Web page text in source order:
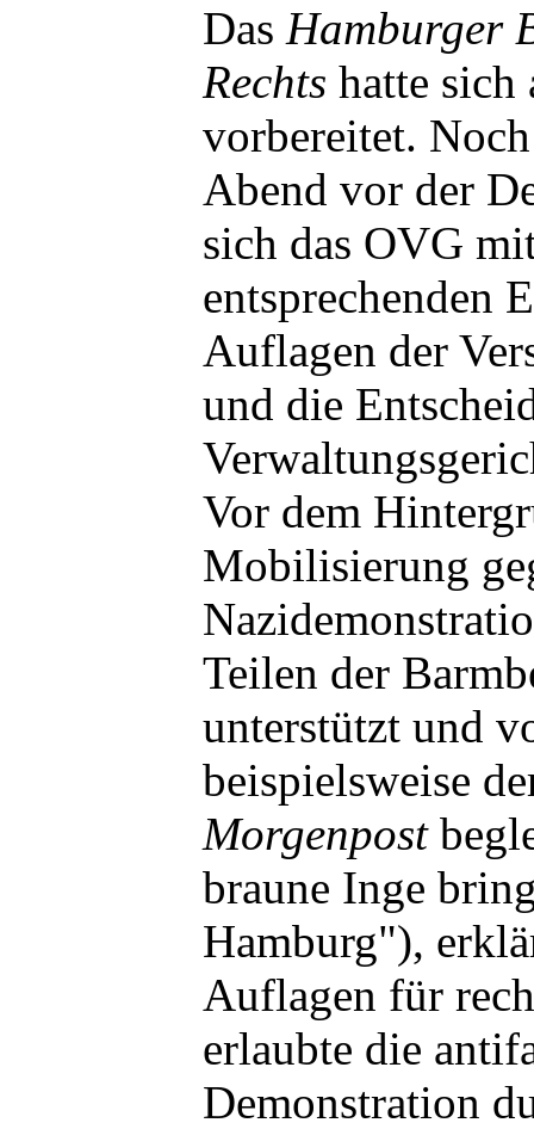
Das Hamburger
Rechts hatte sich
vorbereitet.
Abend vor der
sich das OVG
entsprechenden
Auflagen der
und die
Vor dem
Mobilisierung
Teilen der
unterstützt und
beispielsweise
Morgenpost
braune Inge
Hamburg"),
Auflagen für
erlaubte die
Demonstration